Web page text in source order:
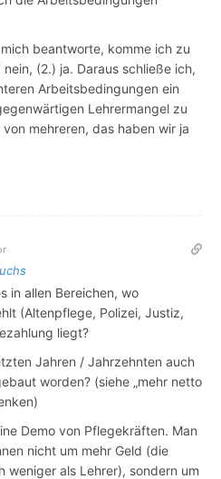
beantworte, komme ich zu
(2.) ja. Daraus schließe ich,
Arbeitsbedingungen ein
Lehrermangel zu
mehreren, das haben wir ja
in allen Bereichen, wo
(Altenpflege, Polizei, Justiz,
liegt?
Jahren / Jahrzehnten auch
worden? (siehe „mehr netto
Demo von Pflegekräften. Man
nicht um mehr Geld (die
weniger als Lehrer), sondern um